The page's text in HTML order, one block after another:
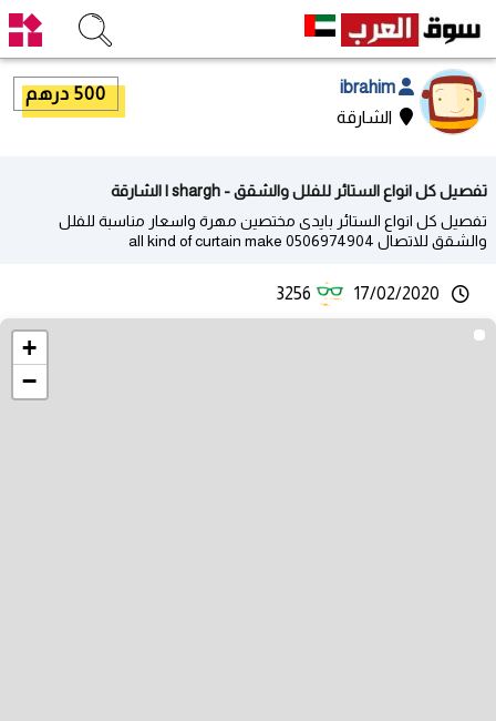
الشارقة
500 درهم
تفصيل كل انواع الستائر للفلل والشقق - shargh | الشارقة
تفصيل كل انواع الستائر بايدى مختصين مهرة واسعار مناسبة للفلل
والشقق للاتصال 0506974904 all kind of curtain make
17/02/2020
3256
+
−